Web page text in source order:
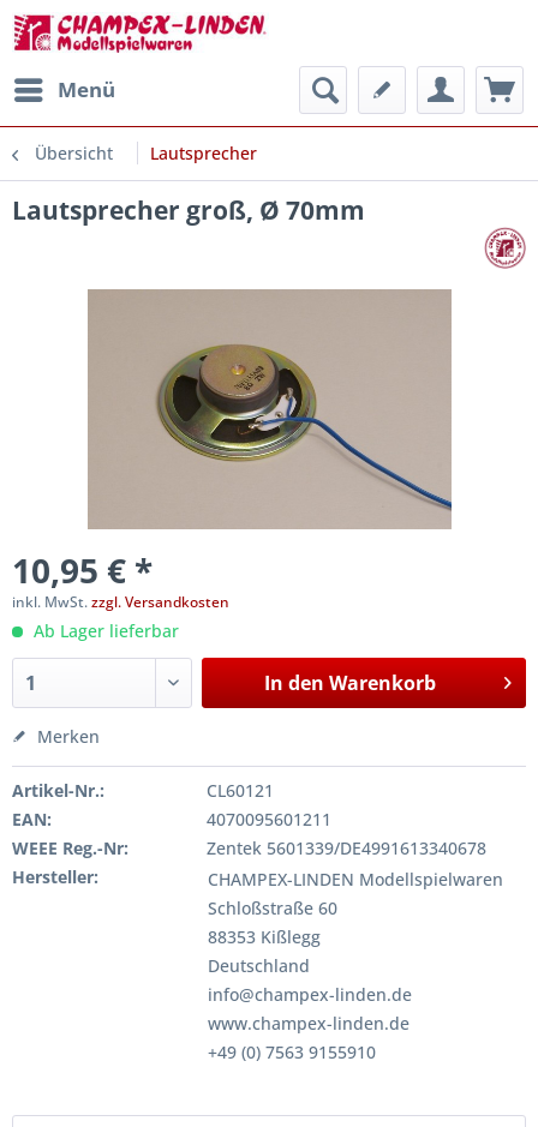
Menü
Übersicht Lautsprecher
Lautsprecher groß, Ø 70mm
10,95 € *
inkl. MwSt.zzgl. Versandkosten
Ab Lager lieferbar
In den Warenkorb
Merken
Artikel-Nr.:
CL60121
EAN:
4070095601211
WEEE Reg.-Nr:
Zentek 5601339/DE4991613340678
Hersteller:
CHAMPEX-LINDEN Modellspielwaren
Schloßstraße 60
88353 Kißlegg
Deutschland
info@champex-linden.de
www.champex-linden.de
+49 (0) 7563 9155910